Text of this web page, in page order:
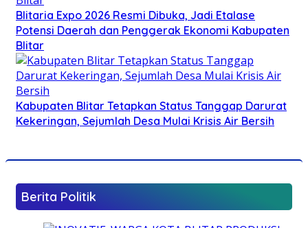
Blitaria Expo 2026 Resmi Dibuka, Jadi Etalase
Potensi Daerah dan Penggerak Ekonomi Kabupaten
Blitar
Kabupaten Blitar Tetapkan Status Tanggap Darurat
Kekeringan, Sejumlah Desa Mulai Krisis Air Bersih
Berita Politik